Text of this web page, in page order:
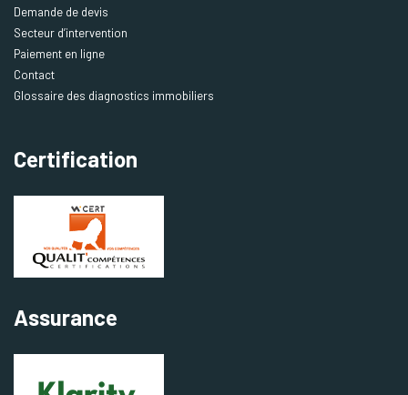
Demande de devis
Secteur d’intervention
Paiement en ligne
Contact
Glossaire des diagnostics immobiliers
Certification
Assurance